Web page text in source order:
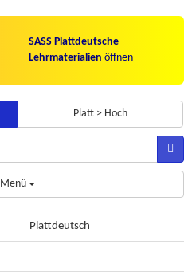
SASS Plattdeutsche
Lehrmaterialien öffnen
Platt > Hoch
Menü
Plattdeutsch